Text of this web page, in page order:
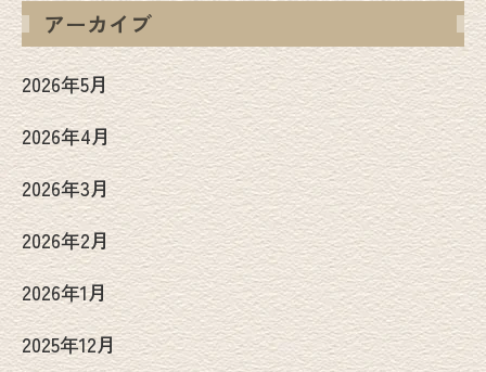
アーカイブ
2026年5月
2026年4月
2026年3月
2026年2月
2026年1月
2025年12月